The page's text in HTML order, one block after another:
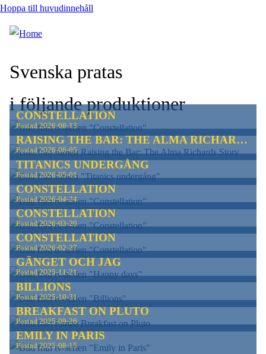
Hoppa till huvudinnehåll
Svenska pratas
i följande produktioner
CONSTELLATION
Postad2026-06-13
RAISING THE BAR: THE ALMA RICHARDS STORY
Postad2026-06-05
TITANICS UNDERGÅNG
Postad2026-05-01
CONSTELLATION
Postad2026-04-24
CONSTELLATION
Postad2026-03-20
CONSTELLATION
Postad2026-02-27
GÄNGET OCH JAG
Postad2025-11-21
BILLIONS
Postad2025-10-31
BREAKFAST ON PLUTO
Postad2025-09-26
EMILY IN PARIS
Postad2025-08-15